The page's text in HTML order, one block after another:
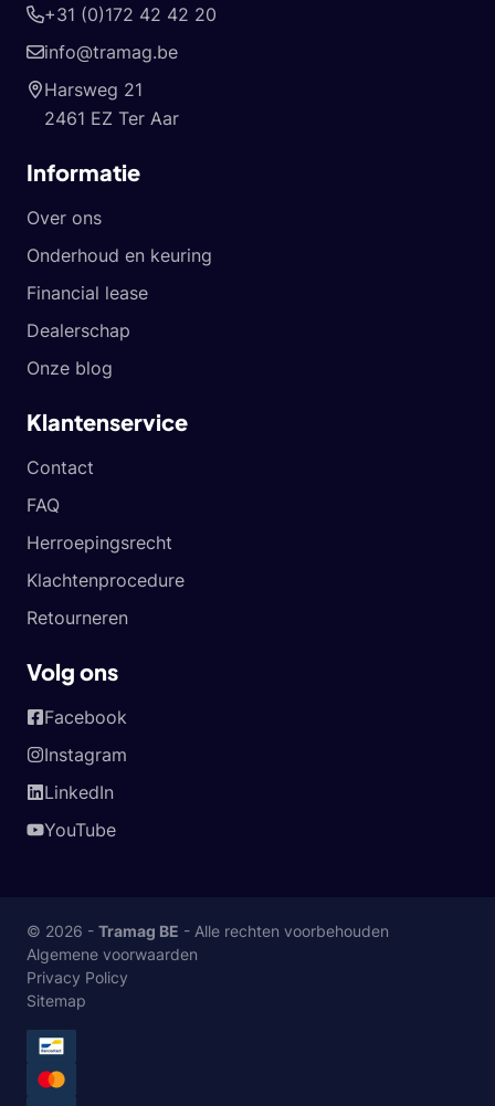
+31 (0)172 42 42 20
info@tramag.be
Harsweg 21
2461 EZ Ter Aar
Informatie
Over ons
Onderhoud en keuring
Financial lease
Dealerschap
Onze blog
Klantenservice
Contact
FAQ
Herroepingsrecht
Klachtenprocedure
Retourneren
Volg ons
Facebook
Instagram
LinkedIn
YouTube
© 2026 - Tramag BE - Alle rechten voorbehouden
Algemene voorwaarden
Privacy Policy
Sitemap